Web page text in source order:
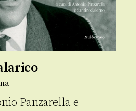
Panzarella e